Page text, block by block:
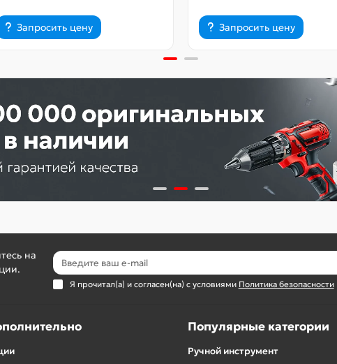
Запросить цену Запросить цену
на
Я прочитал(а) и согласен(на) с условиями Политика безопасности
Популярные категории
Ручной инструмент